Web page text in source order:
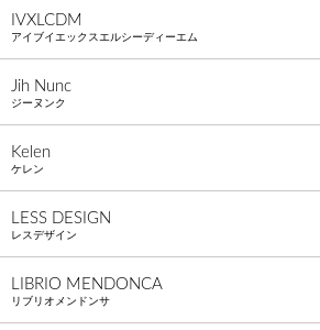
IVXLCDM
アイブイエックスエルシーディーエム
Jih Nunc
ジーヌンク
Kelen
ケレン
LESS DESIGN
レスデザイン
LIBRIO MENDONCA
リブリオメンドンサ